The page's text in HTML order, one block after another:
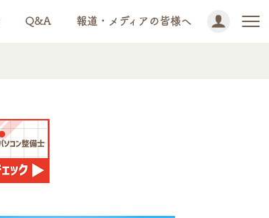
Q&A 報道・メディアの皆様へ